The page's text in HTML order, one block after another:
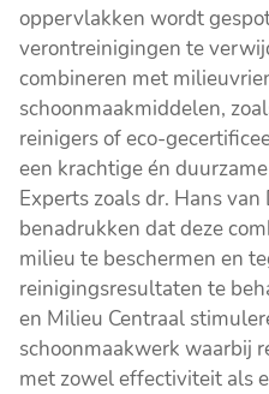
oppervlakken wordt
verontreinigingen te
combineren met
schoonmaakmiddelen,
reinigers of eco-
een krachtige én
Experts zoals dr. Hans
benadrukken dat deze
milieu te beschermen en
reinigingsresultaten te
en Milieu Centraal
schoonmaakwerk waarbij
met zowel effectiviteit als